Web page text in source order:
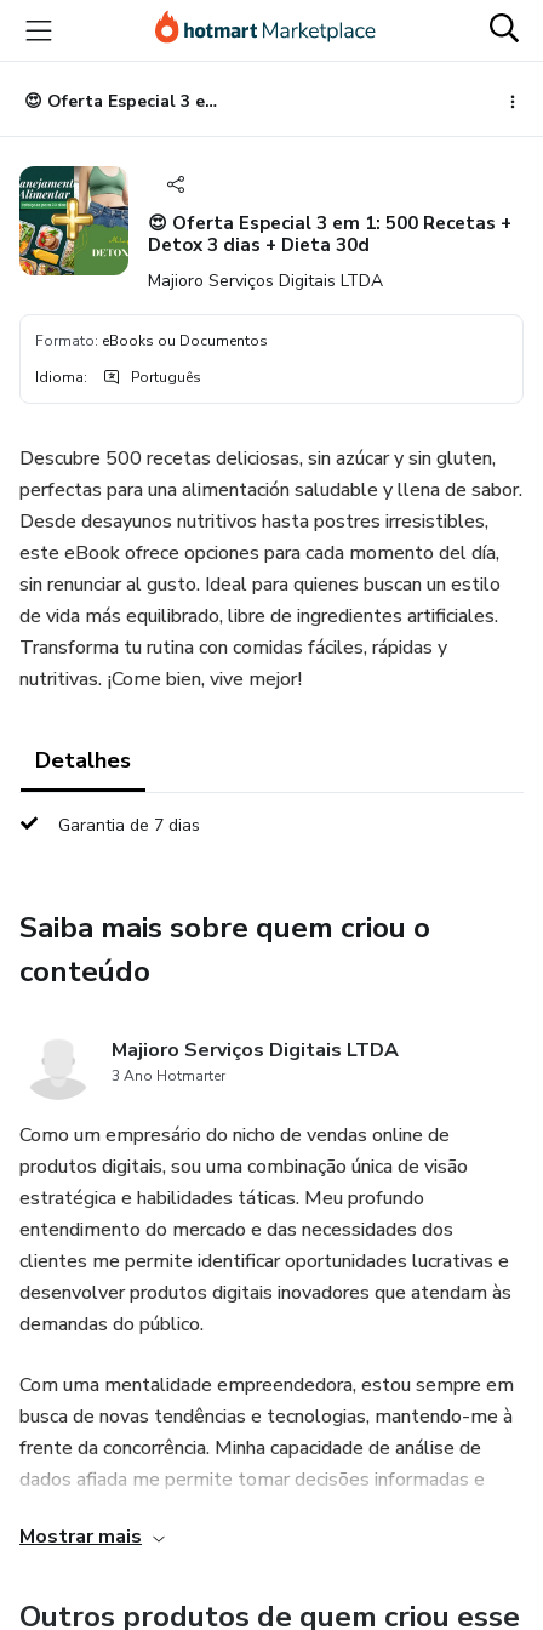
para
conteúdo
principal
para
pagamento
para
rodapé
😍 Oferta Especial 3 em 1: 500 Recetas + Detox 3 dias + Dieta 30d
😍 Oferta Especial 3 em 1: 500 Recetas +
Detox 3 dias + Dieta 30d
Majioro Serviços Digitais LTDA
Formato: eBooks ou Documentos
Idioma: Português
Descubre 500 recetas deliciosas, sin azúcar y sin gluten,
perfectas para una alimentación saludable y llena de sabor.
Desde desayunos nutritivos hasta postres irresistibles,
este eBook ofrece opciones para cada momento del día,
sin renunciar al gusto. Ideal para quienes buscan un estilo
de vida más equilibrado, libre de ingredientes artificiales.
Transforma tu rutina con comidas fáciles, rápidas y
nutritivas. ¡Come bien, vive mejor!
Detalhes
Garantia de 7 dias
Saiba mais sobre quem criou o
conteúdo
Majioro Serviços Digitais LTDA
3 Ano Hotmarter
Como um empresário do nicho de vendas online de
produtos digitais, sou uma combinação única de visão
estratégica e habilidades táticas. Meu profundo
entendimento do mercado e das necessidades dos
clientes me permite identificar oportunidades lucrativas e
desenvolver produtos digitais inovadores que atendam às
demandas do público.
Com uma mentalidade empreendedora, estou sempre em
busca de novas tendências e tecnologias, mantendo-me à
frente da concorrência. Minha capacidade de análise de
dados afiada me permite tomar decisões informadas e
maximizar os resultados.
Sou um líder inspirador e motivador para minha equipe,
Mostrar mais
Outros produtos de quem criou esse